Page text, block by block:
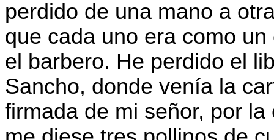
perdido de una mano a
que cada uno era como
el barbero. He perdido el
Sancho, donde venía la
firmada de mi señor, por